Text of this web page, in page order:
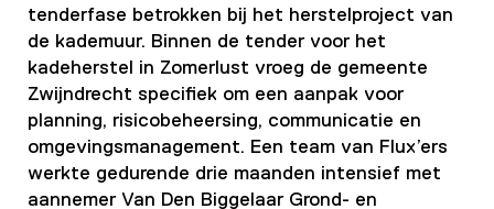
tenderfase betrokken bij het herstelproject van
de kademuur. Binnen de tender voor het
kadeherstel in Zomerlust vroeg de gemeente
Zwijndrecht specifiek om een aanpak voor
planning, risicobeheersing, communicatie en
omgevingsmanagement. Een team van Flux’ers
werkte gedurende drie maanden intensief met
aannemer Van Den Biggelaar Grond- en